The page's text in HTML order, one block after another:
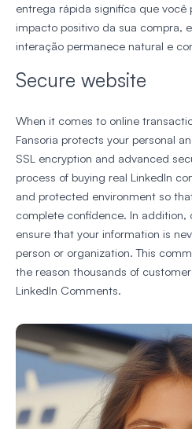
entrega rápida significa que
impacto positivo da sua compra,
interação permanece natural e
Secure website
When it comes to online
Fansoria protects your personal
SSL encryption and advanced
process of buying real LinkedIn
and protected environment so
complete confidence. In addition,
ensure that your information is
person or organization. This
the reason thousands of
LinkedIn Comments.